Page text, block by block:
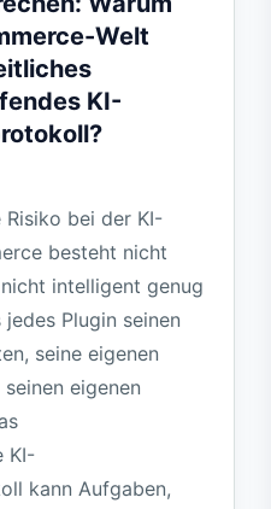
Welt
KI-
bei der KI-
besteht nicht
intelligent genug
Plugin seinen
seine eigenen
eigenen
KI-
kann Aufgaben,